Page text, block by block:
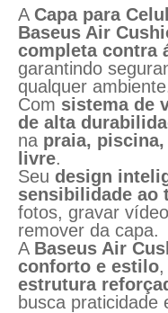
A Capa para
Baseus Air
completa contra
garantindo
qualquer
Com sistema de
de alta
na praia,
livre.
Seu design
sensibilidade ao
fotos, gravar
remover da capa.
A Baseus Air
conforto e estilo
estrutura
busca praticidade